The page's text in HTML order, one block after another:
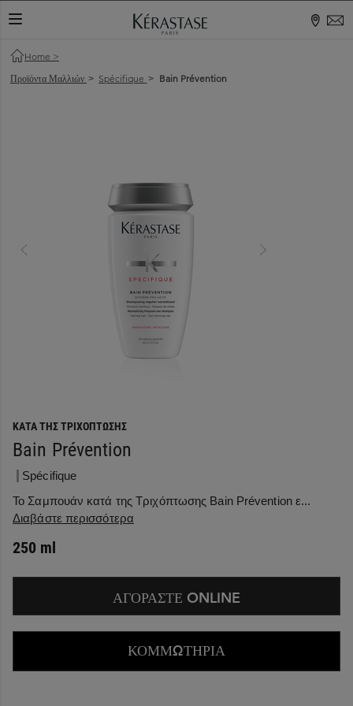
ΕΝΑΛΛΑΓΉ ΠΕΡΙΉΓΗΣΗΣ
Home >
Προϊόντα Μαλλιών > Spécifique > Bain Prévention
ΚΑΤΆ ΤΗΣ ΤΡΙΧΌΠΤΩΣΗΣ
Bain Prévention
Spécifique
Το Σαμπουάν κατά της Τριχόπτωσης Bain Prévention ε...
Διαβάστε περισσότερα
250 ml
ΑΓΟΡΑΣΤΕ ONLINE
ΚΟΜΜΩΤΗΡΙΑ